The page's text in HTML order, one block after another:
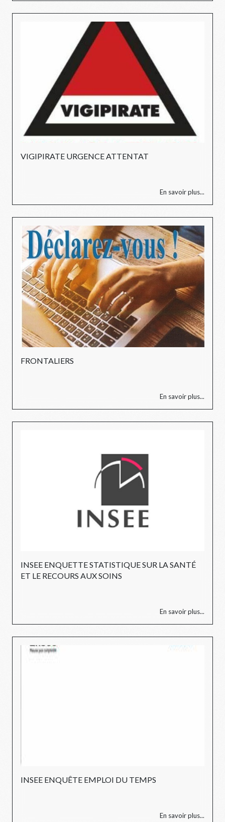
VIGIPIRATE URGENCE ATTENTAT
En savoir plus...
FRONTALIERS
En savoir plus...
INSEE ENQUETTE STATISTIQUE SUR LA SANTÉ
ET LE RECOURS AUX SOINS
En savoir plus...
INSEE ENQUÊTE EMPLOI DU TEMPS
En savoir plus...